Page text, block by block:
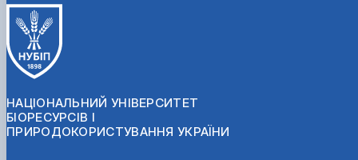
НАЦІОНАЛЬНИЙ УНІВЕРСИТЕТ
БІОРЕСУРСІВ І
ПРИРОДОКОРИСТУВАННЯ УКРАЇНИ